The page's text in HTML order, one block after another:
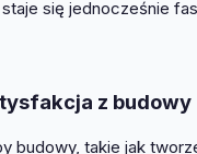
się jednocześnie
z budowy
budowy, takie jak